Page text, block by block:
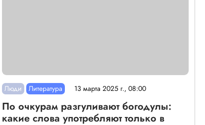
Люди Литература 13 марта 2025 г., 08:00
По очкурам разгуливают богодулы:
какие слова употребляют только в